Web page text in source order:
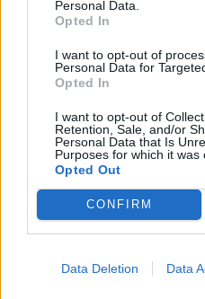
Personal Data.
Opted In
I want to opt-out of
Personal Data for
Opted In
I want to opt-out of
Retention, Sale, and/or
Personal Data that Is
Purposes for which it was
Opted Out
CONFIRM
Data Deletion Data
αρκετά ως εδώ αρκετά
πρέπει τώρα πια να ζήσω
Δεν αντέχω αλλο πια
Δεν αντέχω αλλο πια αυτό
Κάθε μέρα κι άλλη μέρα
που μ’ αφήνεις να
κάθε νύχτα κι άλλη νύχτα
που με βρίσκει να σε
Ακούστε στο Spotify